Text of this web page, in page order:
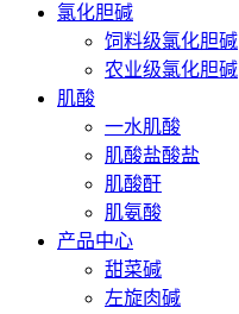
氯化胆碱
饲料级氯化胆碱
农业级氯化胆碱
肌酸
一水肌酸
肌酸盐酸盐
肌酸酐
肌氨酸
产品中心
甜菜碱
左旋肉碱